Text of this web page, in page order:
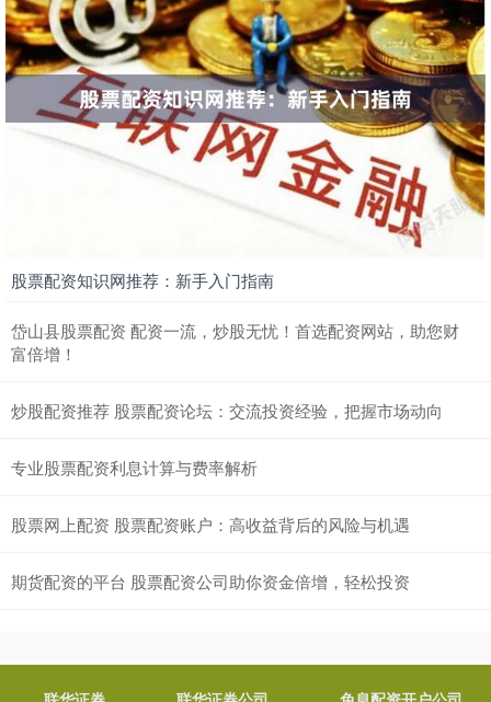
股票配资知识网推荐：新手入门指南
岱山县股票配资 配资一流，炒股无忧！首选配资网站，助您财
富倍增！
炒股配资推荐 股票配资论坛：交流投资经验，把握市场动向
专业股票配资利息计算与费率解析
股票网上配资 股票配资账户：高收益背后的风险与机遇
期货配资的平台 股票配资公司助你资金倍增，轻松投资